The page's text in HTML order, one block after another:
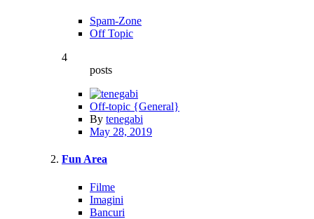
Spam-Zone
Off Topic
4
posts
Off-topic {General}
By tenegabi
May 28, 2019
Fun Area
Filme
Imagini
Bancuri